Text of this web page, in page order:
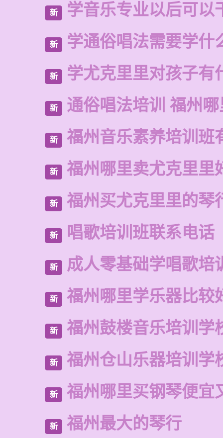
新 学音乐专业以后可以
新 学通俗唱法需要学什
新 学尤克里里对孩子有
新 通俗唱法培训 福州
新 福州音乐素养培训班
新 福州哪里卖尤克里里
新 福州买尤克里里的琴
新 唱歌培训班联系电话
新 成人零基础学唱歌培
新 福州哪里学乐器比较
新 福州鼓楼音乐培训学
新 福州仓山乐器培训学
新 福州哪里买钢琴便宜
新 福州最大的琴行